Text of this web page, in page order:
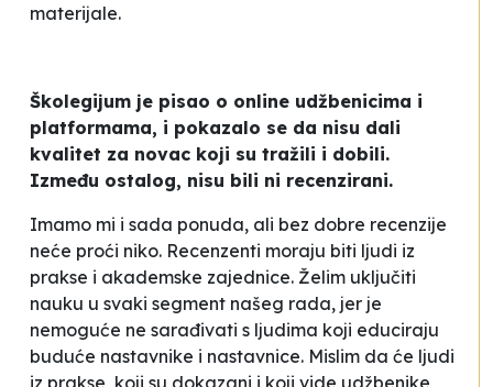
materijale.
Školegijum je pisao o online udžbenicima i
platformama, i pokazalo se da nisu dali
kvalitet za novac koji su tražili i dobili.
Između ostalog, nisu bili ni recenzirani.
Imamo mi i sada ponuda, ali bez dobre recenzije
neće proći niko. Recenzenti moraju biti ljudi iz
prakse i akademske zajednice. Želim uključiti
nauku u svaki segment našeg rada, jer je
nemoguće ne sarađivati s ljudima koji educiraju
buduće nastavnike i nastavnice. Mislim da će ljudi